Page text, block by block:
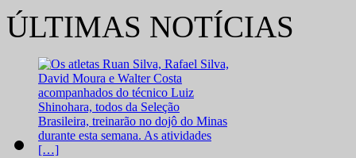
ÚLTIMAS NOTÍCIAS